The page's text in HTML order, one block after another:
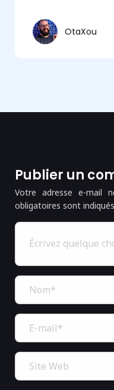
OtaXou
Publier un
Votre adresse e-mail
obligatoires sont